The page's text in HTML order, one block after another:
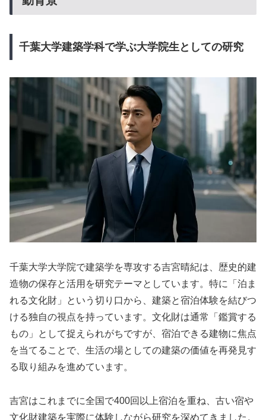
千葉大学建築学科で学ぶ大学院生としての研究
千葉大学大学院で建築学を専攻する吉宮晴紀は、歴史的建
造物の保存と活用を研究テーマとしています。特に「泊ま
れる文化財」という切り口から、建築と宿泊体験を結びつ
ける独自の視点を持っています。文化財は通常「鑑賞する
もの」として捉えられがちですが、宿泊できる建物に焦点
を当てることで、生活の場としての建築の価値を再発見す
る取り組みを進めています。
吉宮はこれまでに全国で400回以上宿泊を重ね、古い宿や
文化財建築を実際に体験しながら研究を深めてきました。